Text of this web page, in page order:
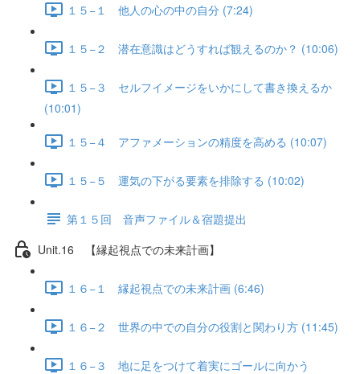
１５−１ 他人の心の中の自分 (7:24)
１５−２ 潜在意識はどうすれば観えるのか？ (10:06)
１５−３ セルフイメージをいかにして書き換えるか
(10:01)
１５−４ アファメーションの精度を高める (10:07)
１５−５ 運気の下がる要素を排除する (10:02)
第１５回 音声ファイル＆宿題提出
Unit.16 【縁起視点での未来計画】
１６−１ 縁起視点での未来計画 (6:46)
１６−２ 世界の中での自分の役割と関わり方 (11:45)
１６−３ 地に足をつけて着実にゴールに向かう